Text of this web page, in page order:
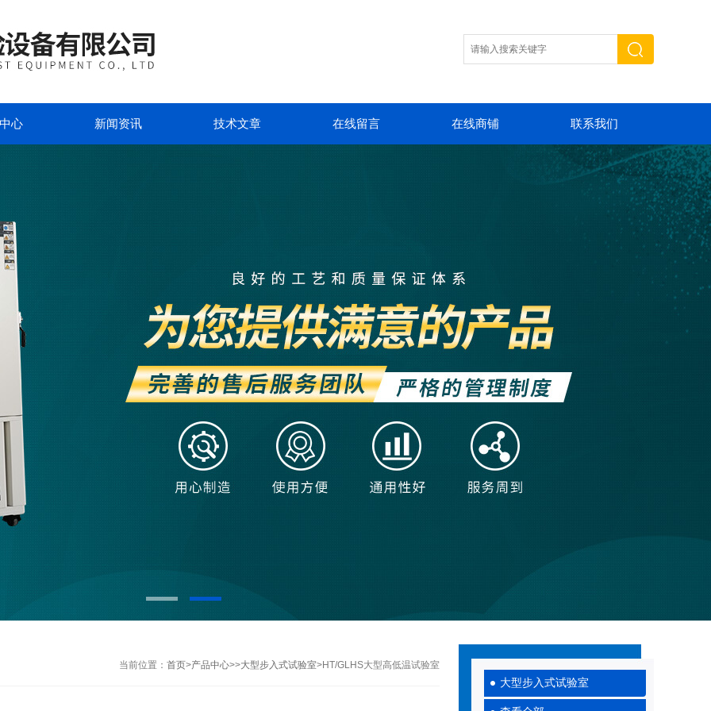
心 新闻资讯 技术文章 在线留言 在线商铺 联系我们
大型步入式试验室
当前位置： 首页>产品中心>>大型步入式试验室>HT/GLHS大型高低温试验室